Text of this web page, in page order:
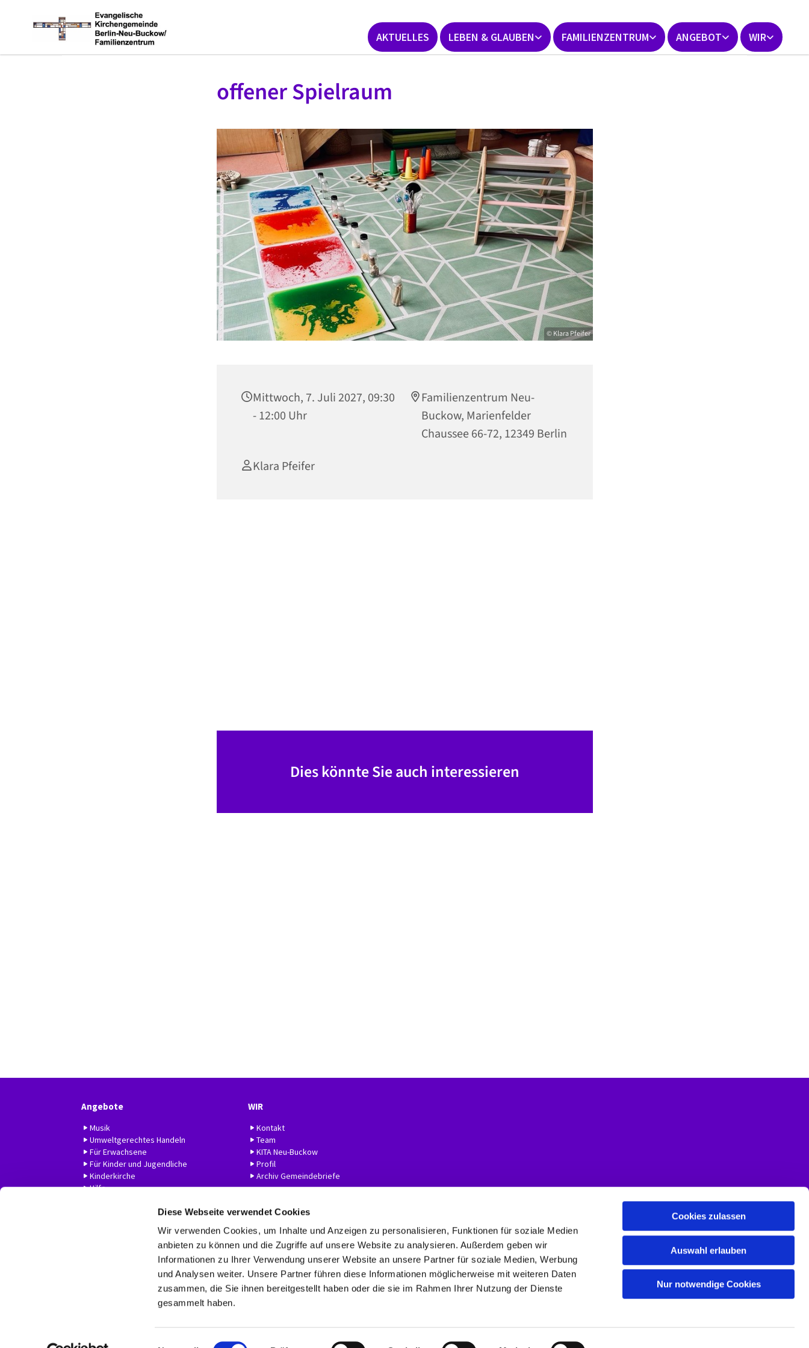
Diese Webseite verwendet Cookies
Wir verwenden Cookies, um Inhalte und Anzeigen zu personalisieren, Funktionen für soziale Medien
anbieten zu können und die Zugriffe auf unsere Website zu analysieren. Außerdem geben wir
Informationen zu Ihrer Verwendung unserer Website an unsere Partner für soziale Medien, Werbung
und Analysen weiter. Unsere Partner führen diese Informationen möglicherweise mit weiteren Daten
zusammen, die Sie ihnen bereitgestellt haben oder die sie im Rahmen Ihrer Nutzung der Dienste
gesammelt haben.
Cookies zulassen
Auswahl erlauben
Nur notwendige Cookies
AKTUELLES LEBEN & GLAUBEN FAMILIENZENTRUM ANGEBOT WIR
offener Spielraum
© Klara Pfeifer
Mittwoch, 7. Juli 2027, 09:30
- 12:00 Uhr
Familienzentrum Neu-
Buckow, Marienfelder
Chaussee 66-72, 12349 Berlin
Klara Pfeifer
Dies könnte Sie auch interessieren
Angebote
Musik
Umweltgerechtes Handeln
Für Erwachsene
Für Kinder und Jugendliche
Kinderkirche
Hilfe
WIR
Kontakt
Team
KITA Neu-Buckow
Profil
Archiv Gemeindebriefe
Kontaktinformationen Impressum Erklärung zur Barrierefreiheit